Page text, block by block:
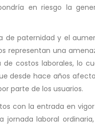
en riesgo la
de paternidad y el
representan una
costos laborales, lo
desde hace años
parte de los usuarios.
con la entrada en
jornada laboral